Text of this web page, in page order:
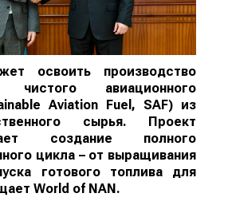
освоить производство
чистого авиационного
Aviation Fuel, SAF) из
сырья. Проект
создание полного
цикла – от выращивания
готового топлива для
World of NAN.